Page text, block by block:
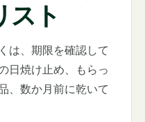
スト
は、期限を確認して
日焼け止め、もらっ
、数か月前に乾いて